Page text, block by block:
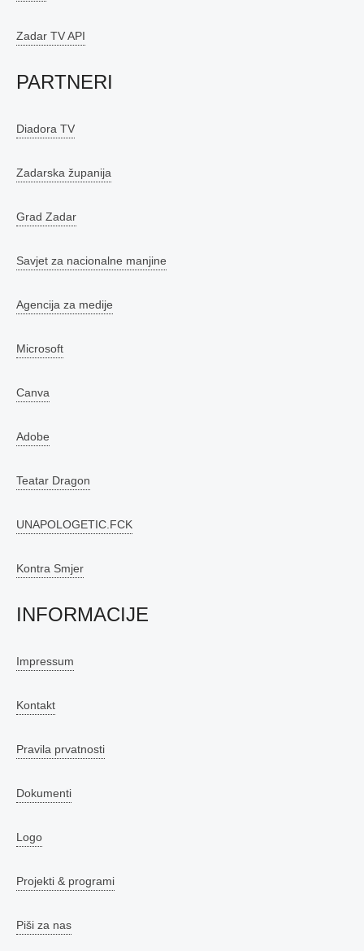
Zadar TV API
PARTNERI
Diadora TV
Zadarska županija
Grad Zadar
Savjet za nacionalne manjine
Agencija za medije
Microsoft
Canva
Adobe
Teatar Dragon
UNAPOLOGETIC.FCK
Kontra Smjer
INFORMACIJE
Impressum
Kontakt
Pravila prvatnosti
Dokumenti
Logo
Projekti & programi
Piši za nas